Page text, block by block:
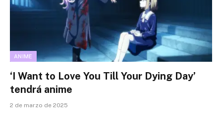
ANIME
‘I Want to Love You Till Your Dying Day’
tendrá anime
2 de marzo de 2025